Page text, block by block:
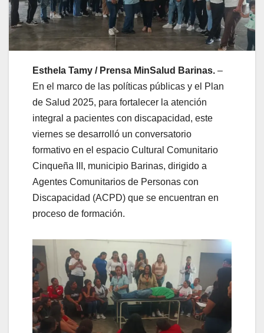
Esthela Tamy / Prensa MinSalud Barinas. –
En el marco de las políticas públicas y el Plan
de Salud 2025, para fortalecer la atención
integral a pacientes con discapacidad, este
viernes se desarrolló un conversatorio
formativo en el espacio Cultural Comunitario
Cinqueña III, municipio Barinas, dirigido a
Agentes Comunitarios de Personas con
Discapacidad (ACPD) que se encuentran en
proceso de formación.